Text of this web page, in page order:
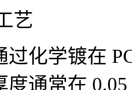
艺
过化学镀在
度通常在